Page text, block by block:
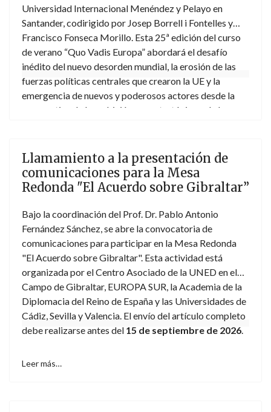
Universidad Internacional Menéndez y Pelayo en
Santander, codirigido por Josep Borrell i Fontelles y
Francisco Fonseca Morillo. Esta 25ª edición del curso
de verano “Quo Vadis Europa” abordará el desafío
inédito del nuevo desorden mundial, la erosión de las
fuerzas políticas centrales que crearon la UE y la
emergencia de nuevos y poderosos actores desde la
perspectiva de la ambición geoestratégica y de las
aquí.
Llamamiento a la presentación de
comunicaciones para la Mesa
Redonda "El Acuerdo sobre Gibraltar”
Bajo la coordinación del Prof. Dr. Pablo Antonio
Fernández Sánchez, se abre la convocatoria de
comunicaciones para participar en la Mesa Redonda
"El Acuerdo sobre Gibraltar". Esta actividad está
organizada por el Centro Asociado de la UNED en el
Campo de Gibraltar, EUROPA SUR, la Academia de la
Diplomacia del Reino de España y las Universidades de
Cádiz, Sevilla y Valencia. El envío del artículo completo
debe realizarse antes del 15 de septiembre de 2026.
Leer más…